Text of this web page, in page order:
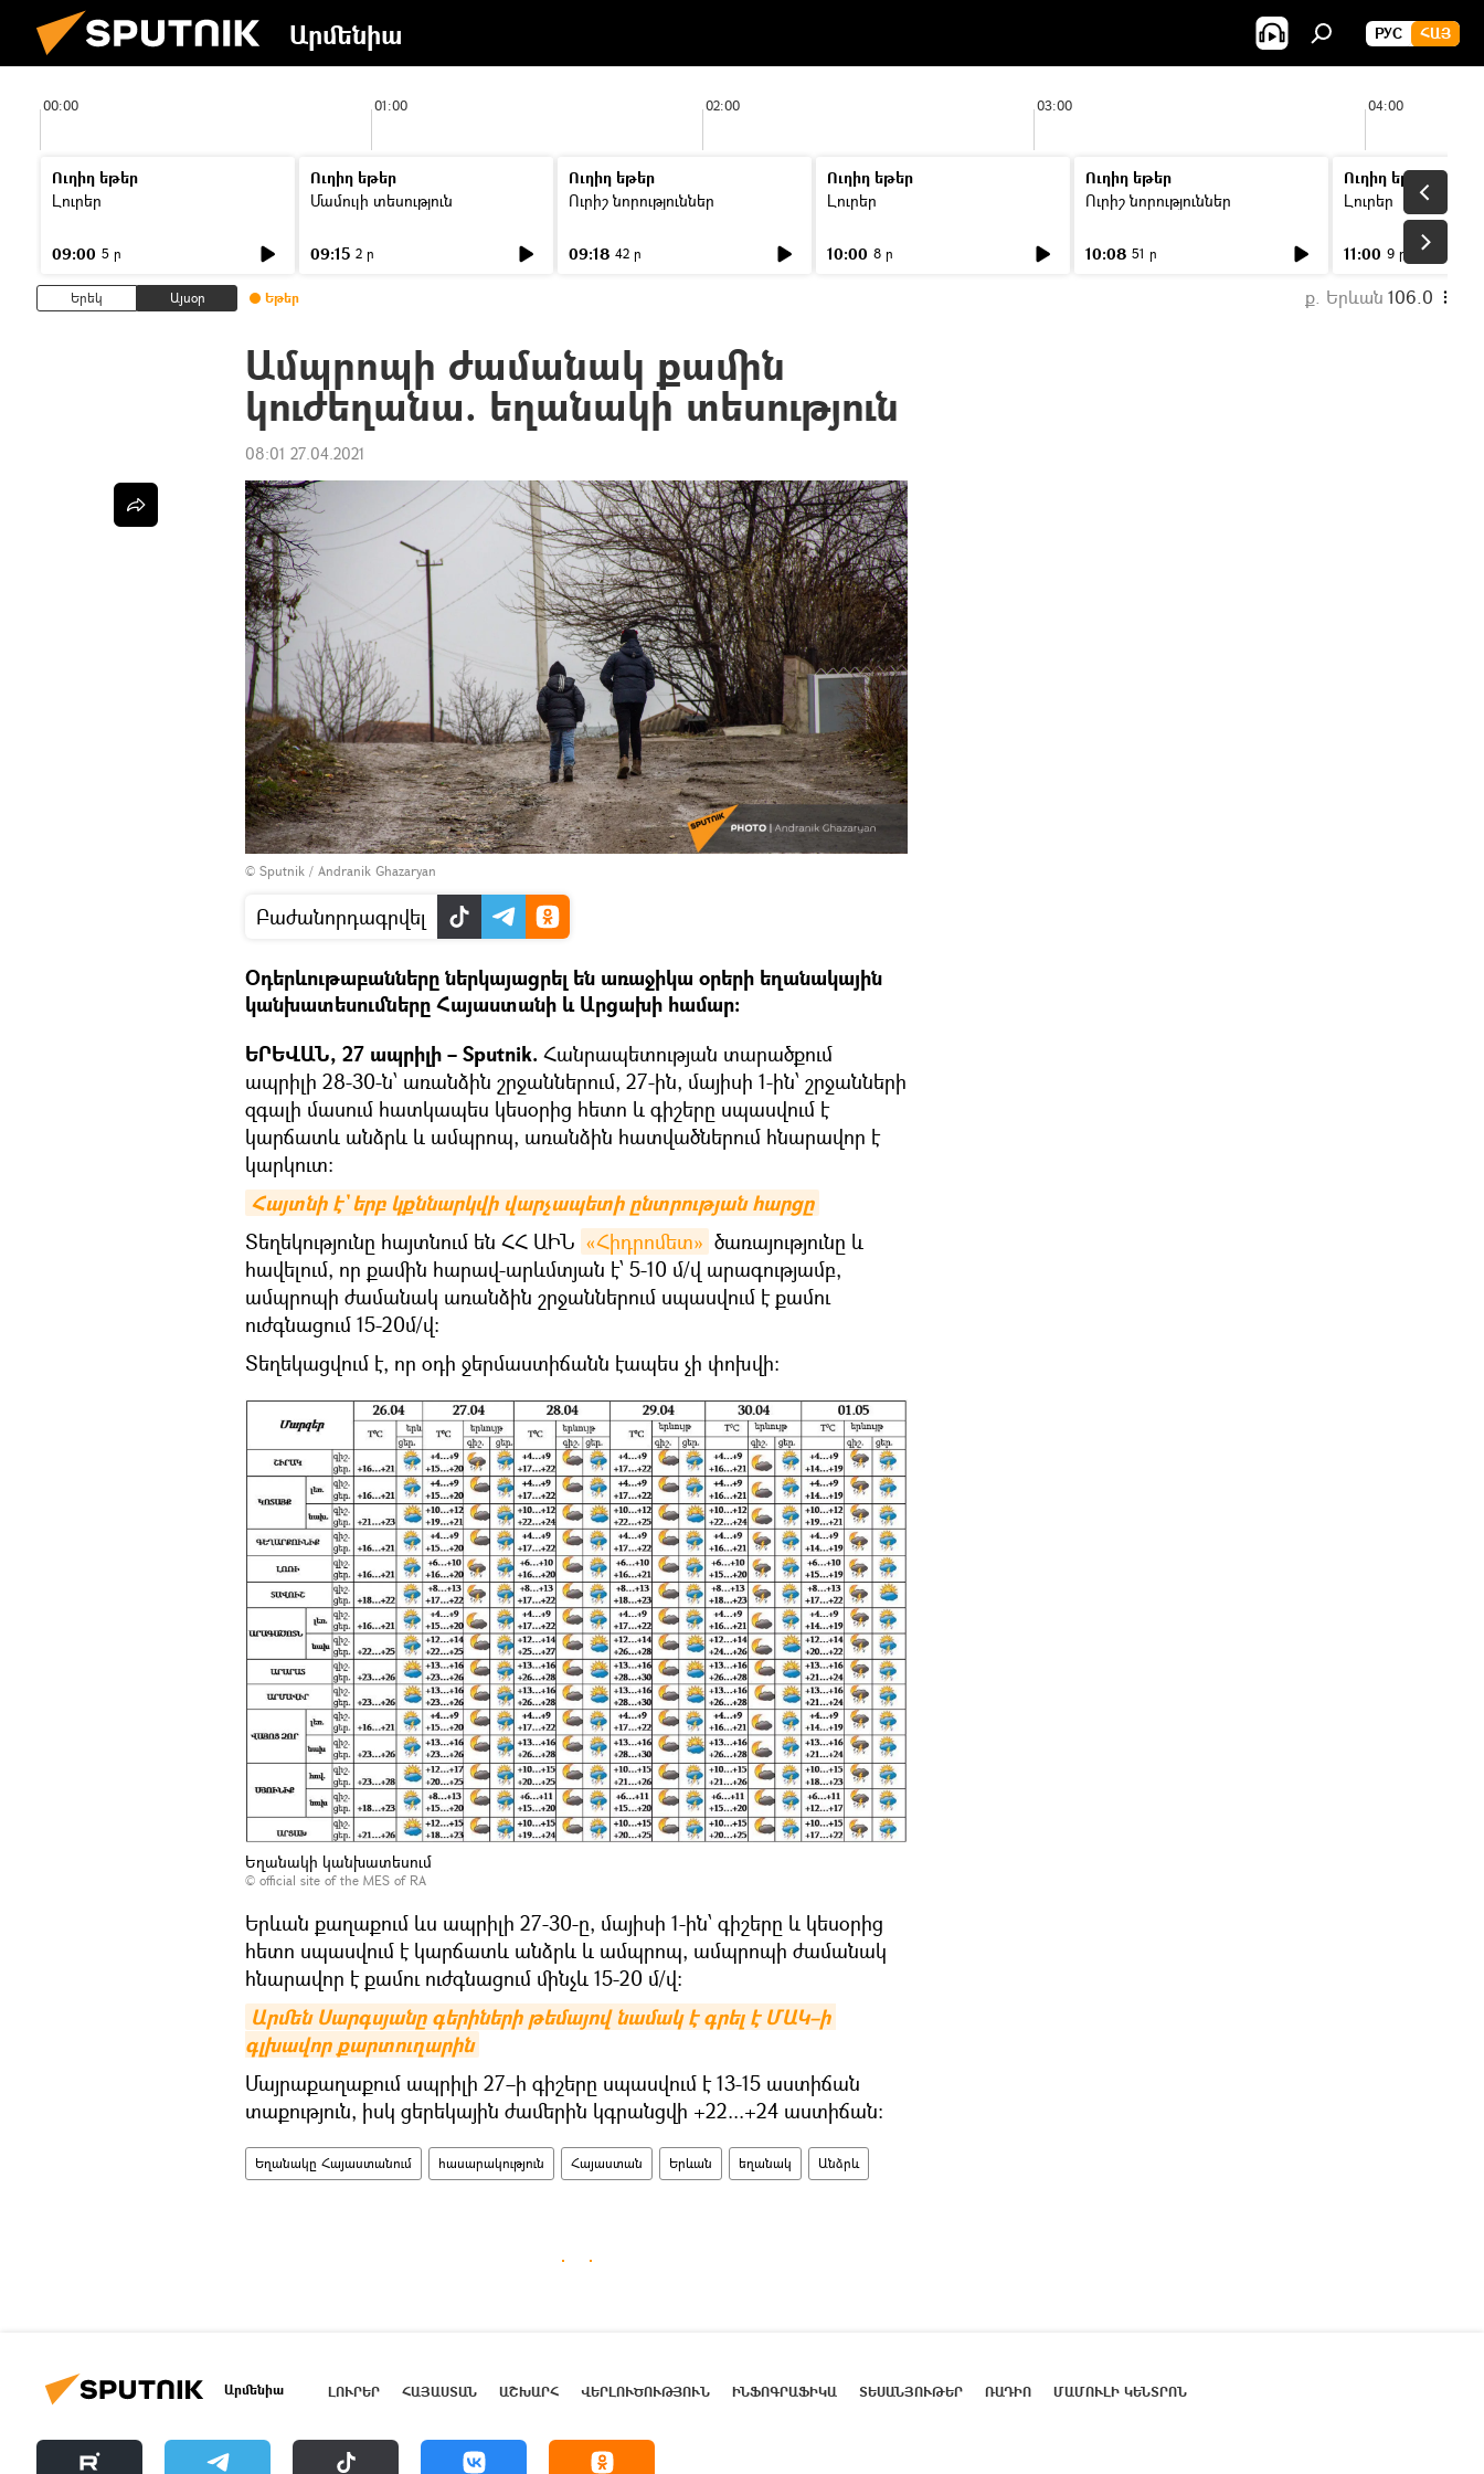
Արմենիա РУС ՀԱՅ
00:00 01:00 02:00 03:00 04:00
Ուղիղ եթեր
Լուրեր
09:00 5 ր
Ուղիղ եթեր
Մամուլի տեսություն
09:15 2 ր
Ուղիղ եթեր
Ուրիշ նորություններ
09:18 42 ր
Ուղիղ եթեր
Լուրեր
10:00 8 ր
Ուղիղ եթեր
Ուրիշ նորություններ
10:08 51 ր
Ուղիղ եթեր
Լուրեր
11:00 9 ր
Երեկ Այսօր Եթեր ք. Երևան 106.0
Ամպրոպի ժամանակ քամին
կուժեղանա. եղանակի տեսություն
08:01 27.04.2021
© Sputnik / Andranik Ghazaryan
Բաժանորդագրվել
Օդերևութաբանները ներկայացրել են առաջիկա օրերի եղանակային
կանխատեսումները Հայաստանի և Արցախի համար։
ԵՐԵՎԱՆ, 27 ապրիլի – Sputnik. Հանրապետության տարածքում
ապրիլի 28-30-ն՝ առանձին շրջաններում, 27-ին, մայիսի 1-ին՝ շրջանների
զգալի մասում հատկապես կեսօրից հետո և գիշերը սպասվում է
կարճատև անձրև և ամպրոպ, առանձին հատվածներում հնարավոր է
կարկուտ։
Հայտնի է` երբ կքննարկվի վարչապետի ընտրության հարցը
Տեղեկությունը հայտնում են ՀՀ ԱԻՆ «Հիդրոմետ» ծառայությունը և
հավելում, որ քամին հարավ-արևմտյան է՝ 5-10 մ/վ արագությամբ,
ամպրոպի ժամանակ առանձին շրջաններում սպասվում է քամու
ուժգնացում 15-20մ/վ։
Տեղեկացվում է, որ օդի ջերմաստիճանն էապես չի փոխվի:
Եղանակի կանխատեսում
© official site of the MES of RA
Երևան քաղաքում ևս ապրիլի 27-30-ը, մայիսի 1-ին՝ գիշերը և կեսօրից
հետո սպասվում է կարճատև անձրև և ամպրոպ, ամպրոպի ժամանակ
հնարավոր է քամու ուժգնացում մինչև 15-20 մ/վ:
Արմեն Սարգսյանը գերիների թեմայով նամակ է գրել է ՄԱԿ–ի
գլխավոր քարտուղարին
Մայրաքաղաքում ապրիլի 27–ի գիշերը սպասվում է 13-15 աստիճան
տաքություն, իսկ ցերեկային ժամերին կգրանցվի +22...+24 աստիճան։
Եղանակը Հայաստանում հասարակություն Հայաստան Երևան եղանակ Անձրև
Արմենիա ԼՈՒՐԵՐ ՀԱՅԱՍՏԱՆ ԱՇԽԱՐՀ ՎԵՐԼՈՒԾՈՒԹՅՈՒՆ ԻՆՖՈԳՐԱՖԻԿԱ ՏԵՍԱՆՅՈՒԹԵՐ ՌԱԴԻՈ ՄԱՄՈՒԼԻ ԿԵՆՏՐՈՆ